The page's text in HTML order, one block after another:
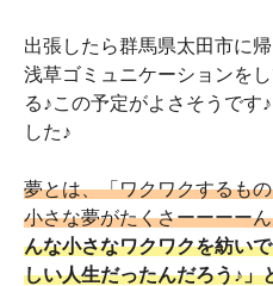
出張したら群馬県太田市に
浅草ゴミュニケーションを
る♪この予定がよさそうです
した♪
夢とは、「ワクワクするも
小さな夢がたくさーーーー
んな小さなワクワクを紡い
しい人生だったんだろう♪」